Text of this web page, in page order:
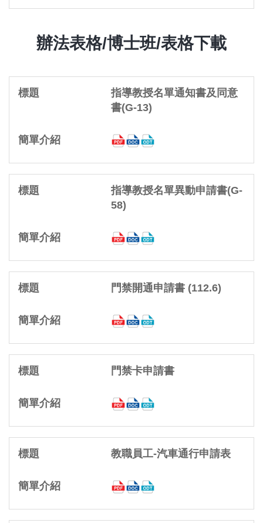
辦法表格/博士班/表格下載
指導教授名單通知書及同意
書(G-13)
指導教授名單異動申請書(G-
58)
門禁開通申請書 (112.6)
門禁卡申請書
教職員工-汽車通行申請表